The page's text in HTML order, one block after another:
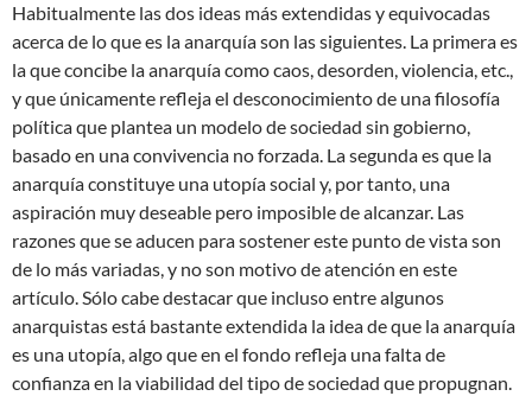
Habitualmente las dos ideas más extendidas y equivocadas
acerca de lo que es la anarquía son las siguientes. La primera es
la que concibe la anarquía como caos, desorden, violencia, etc.,
y que únicamente refleja el desconocimiento de una filosofía
política que plantea un modelo de sociedad sin gobierno,
basado en una convivencia no forzada. La segunda es que la
anarquía constituye una utopía social y, por tanto, una
aspiración muy deseable pero imposible de alcanzar. Las
razones que se aducen para sostener este punto de vista son
de lo más variadas, y no son motivo de atención en este
artículo. Sólo cabe destacar que incluso entre algunos
anarquistas está bastante extendida la idea de que la anarquía
es una utopía, algo que en el fondo refleja una falta de
confianza en la viabilidad del tipo de sociedad que propugnan.